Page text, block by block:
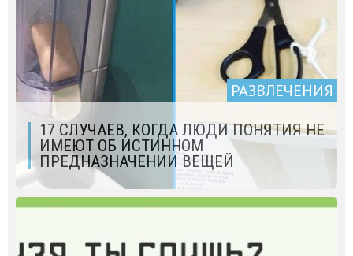
РАЗВЛЕЧЕНИЯ
17 СЛУЧАЕВ, КОГДА ЛЮДИ ПОНЯТИЯ НЕ
ИМЕЮТ ОБ ИСТИННОМ
ПРЕДНАЗНАЧЕНИИ ВЕЩЕЙ